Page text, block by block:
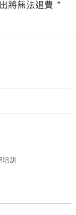
將無法退費 *
培訓